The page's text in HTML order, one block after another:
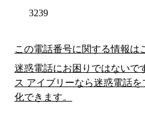
3239
この電話番号に関する情報は
迷惑電話にお困りではないで
ス アイブリーなら迷惑電話
化できます。